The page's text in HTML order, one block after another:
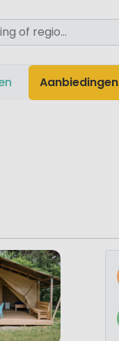
Aanbiedingen